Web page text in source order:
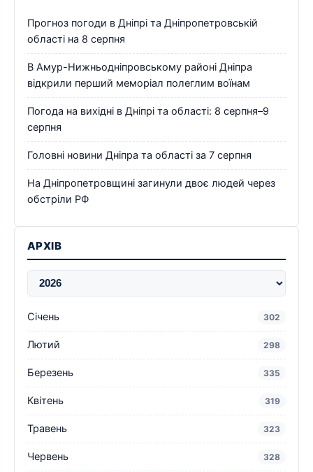
Прогноз погоди в Дніпрі та Дніпропетровській
області на 8 серпня
В Амур-Нижньодніпровському районі Дніпра
відкрили перший меморіал полеглим воїнам
Погода на вихідні в Дніпрі та області: 8 серпня–9
серпня
Головні новини Дніпра та області за 7 серпня
На Дніпропетровщині загинули двоє людей через
обстріли РФ
АРХІВ
Січень 302
Лютий 298
Березень 335
Квітень 319
Травень 323
Червень 328